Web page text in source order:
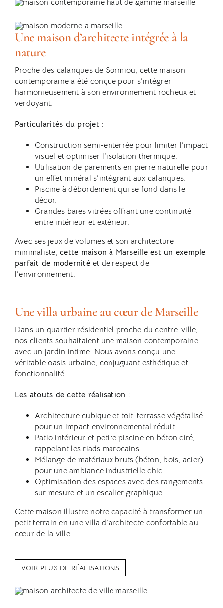
Une maison d’architecte intégrée à la
nature
Proche des calanques de Sormiou, cette maison
contemporaine a été conçue pour s’intégrer
harmonieusement à son environnement rocheux et
verdoyant.
Particularités du projet :
Construction semi-enterrée pour limiter l’impact
visuel et optimiser l’isolation thermique.
Utilisation de parements en pierre naturelle pour
un effet minéral s’intégrant aux calanques.
Piscine à débordement qui se fond dans le
décor.
Grandes baies vitrées offrant une continuité
entre intérieur et extérieur.
Avec ses jeux de volumes et son architecture
minimaliste,cette maison à Marseille est un exemple
parfait de modernitéet de respect de
l’environnement.
Une villa urbaine au cœur de Marseille
Dans un quartier résidentiel proche du centre-ville,
nos clients souhaitaient une maison contemporaine
avec un jardin intime. Nous avons conçu une
véritable oasis urbaine, conjuguant esthétique et
fonctionnalité.
Les atouts de cette réalisation :
Architecture cubique et toit-terrasse végétalisé
pour un impact environnemental réduit.
Patio intérieur et petite piscine en béton ciré,
rappelant les riads marocains.
Mélange de matériaux bruts (béton, bois, acier)
pour une ambiance industrielle chic.
Optimisation des espaces avec des rangements
sur mesure et un escalier graphique.
Cette maison illustre notre capacité à transformer un
petit terrain en une villa d’architecte confortable au
cœur de la ville.
VOIR PLUS DE RÉALISATIONS